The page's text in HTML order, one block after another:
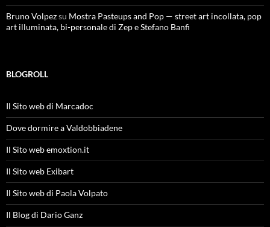
Bruno Volpezsu Mostra Pasteups and Pop — street art incollata, pop
art illuminata, bi-personale di Zep e Stefano Banfi
BLOGROLL
Il Sito web di Marcadoc
Dove dormire a Valdobbiadene
Il Sito web emoxtion.it
Il Sito web Exibart
Il Sito web di Paola Volpato
Il Blog di Dario Ganz